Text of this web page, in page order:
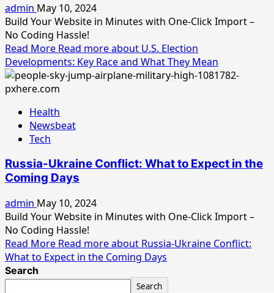
admin May 10, 2024
Build Your Website in Minutes with One-Click Import –
No Coding Hassle!
Read More Read more about U.S. Election
Developments: Key Race and What They Mean
Health
Newsbeat
Tech
Russia-Ukraine Conflict: What to Expect in the
Coming Days
admin May 10, 2024
Build Your Website in Minutes with One-Click Import –
No Coding Hassle!
Read More Read more about Russia-Ukraine Conflict:
What to Expect in the Coming Days
Search
Search